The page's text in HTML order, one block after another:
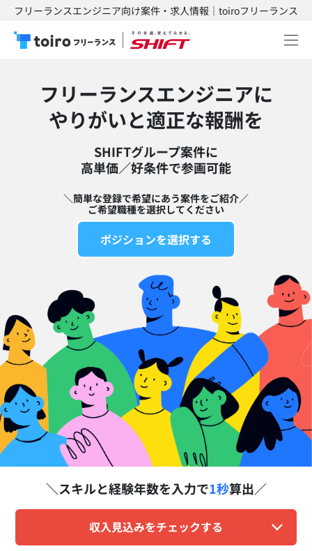
フリーランスエンジニア向け案件・求人情報｜toiroフリーランス
フリーランスエンジニアに
​やりがいと適正な報酬を
SHIFTグループ案件に
高単価／好条件で参画可能​
＼簡単な登録で希望にあう案件をご紹介／
ご希望職種を選択してください
ポジションを選択する
スキルと経験年数を入力で1秒算出
収入見込みをチェックする